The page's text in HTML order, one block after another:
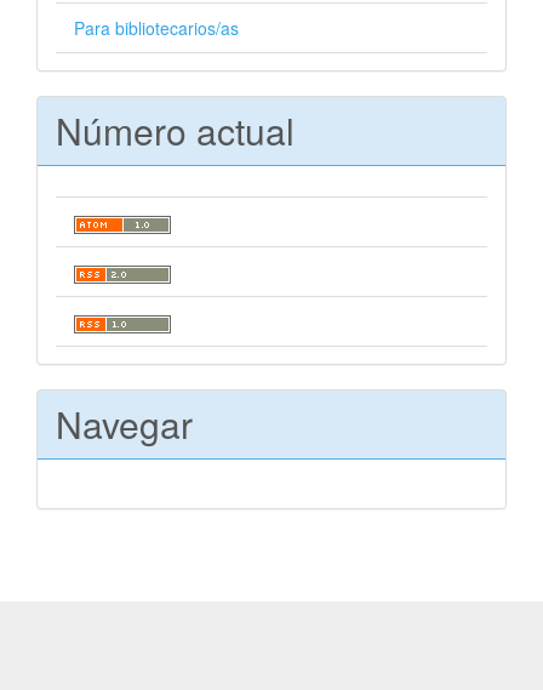
Para bibliotecarios/as
Número actual
Navegar